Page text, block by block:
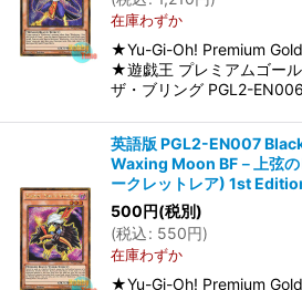
在庫わずか
★Yu-Gi-Oh! Premium
★遊戯王 プレミアムゴー
ザ・ブリング PGL2-
英語版 PGL2-EN007
Waxing Moon BF－上弦
ークレットレア) 1st
500円(税別)
(税込: 550円)
在庫わずか
★Yu-Gi-Oh! Premium